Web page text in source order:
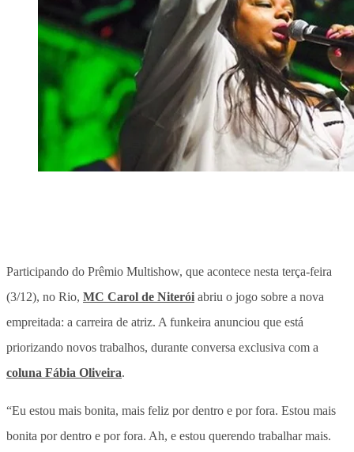
Participando do Prêmio Multishow, que acontece nesta terça-feira
(3/12), no Rio, MC Carol de Niterói abriu o jogo sobre a nova
empreitada: a carreira de atriz. A funkeira anunciou que está
priorizando novos trabalhos, durante conversa exclusiva com a
coluna Fábia Oliveira.
“Eu estou mais bonita, mais feliz por dentro e por fora. Estou mais
bonita por dentro e por fora. Ah, e estou querendo trabalhar mais.